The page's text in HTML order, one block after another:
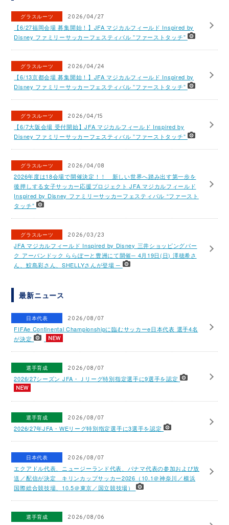
グラスルーツ 2026/04/27
【6/27福岡会場 募集開始！】JFA マジカルフィールド Inspired by
Disney ファミリーサッカーフェスティバル ”ファーストタッチ”
グラスルーツ 2026/04/24
【6/13京都会場 募集開始！】JFA マジカルフィールド Inspired by
Disney ファミリーサッカーフェスティバル ”ファーストタッチ”
グラスルーツ 2026/04/15
【6/7大阪会場 受付開始】JFA マジカルフィールド Inspired by
Disney ファミリーサッカーフェスティバル ”ファーストタッチ”
グラスルーツ 2026/04/08
2026年度は18会場で開催決定！！ 新しい世界へ踏み出す第一歩を
後押しする女子サッカー応援プロジェクト JFA マジカルフィールド
Inspired by Disney ファミリーサッカーフェスティバル “ファースト
タッチ”
グラスルーツ 2026/03/23
JFA マジカルフィールド Inspired by Disney 三井ショッピングパー
ク アーバンドック ららぽーと豊洲にて開催─ 4月19日(日) 澤穂希さ
ん、鮫島彩さん、SHELLYさんが登場 ─
最新ニュース
日本代表 2026/08/07
FIFAe Continental Championshipに臨むサッカーe日本代表 選手4名
が決定
選手育成 2026/08/07
2026/27シーズン JFA・Ｊリーグ特別指定選手に9選手を認定
選手育成 2026/08/07
2026/27年JFA・WEリーグ特別指定選手に3選手を認定
日本代表 2026/08/07
エクアドル代表、ニュージーランド代表、パナマ代表の参加および放
送／配信が決定 キリンカップサッカー2026（10.1＠神奈川／横浜
国際総合競技場、10.5＠東京／国立競技場）
選手育成 2026/08/06